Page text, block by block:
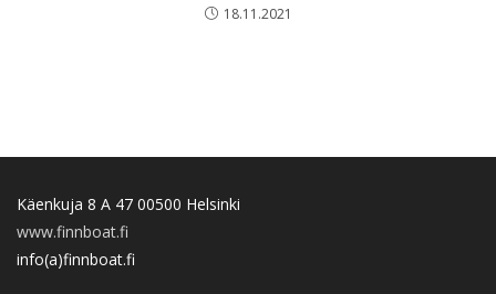
18.11.2021
Käenkuja 8 A 47 00500 Helsinki
www.finnboat.fi
info(a)finnboat.fi